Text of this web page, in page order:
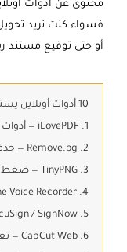
محتوى عن أدوات
فسواء كنت تريد
أو حتى توقيع مستند
10 أدوات أونلاين يستخدمها الجميع بكثرة على الانترنت
1. iLovePDF — أدوات PDF الكاملة
2. Remove.bg — حذف الخلفية من الصور
3. TinyPNG — ضغط الصور دون فقدان الجودة
4. Online Voice Recorder — تسجيل الصوت أونلاين
5. DocuSign / SignNow — التوقيع الإلكتروني
6. CapCut Web — تعديل الفيديوهات بسهولة